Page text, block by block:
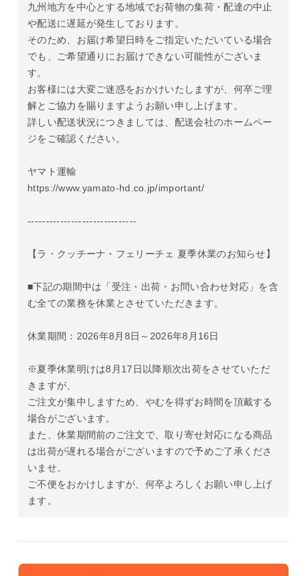
九州地方を中心とする地域でお荷物の集荷・配達の中止
や配送に遅延が発生しております。
そのため、お届け希望日時をご指定いただいている場合
でも、ご希望通りにお届けできない可能性がございま
す。
お客様には大変ご迷惑をおかけいたしますが、何卒ご理
解とご協力を賜りますようお願い申し上げます。
詳しい配送状況につきましては、配送会社のホームペー
ジをご確認ください。
ヤマト運輸
https://www.yamato-hd.co.jp/important/
------------------------------
【ラ・クッチーナ・フェリーチェ 夏季休業のお知らせ】
■下記の期間中は「受注・出荷・お問い合わせ対応」を含
む全ての業務を休業とさせていただきます。
休業期間：2026年8月8日～2026年8月16日
※夏季休業明けは8月17日以降順次出荷をさせていただ
きますが、
ご注文が集中しますため、やむを得ずお時間を頂戴する
場合がございます。
また、休業期間前のご注文で、取り寄せ対応になる商品
は出荷が遅れる場合がございますので予めご了承くださ
いませ。
ご不便をおかけしますが、何卒よろしくお願い申し上げ
ます。